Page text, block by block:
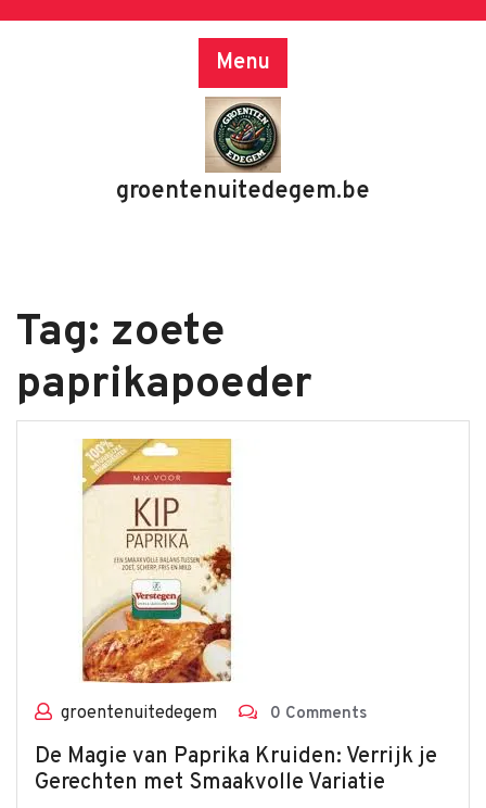
Menu
groentenuitedegem.be
Tag: zoete
paprikapoeder
groentenuitedegem 0 Comments
De Magie van Paprika Kruiden: Verrijk je
Gerechten met Smaakvolle Variatie